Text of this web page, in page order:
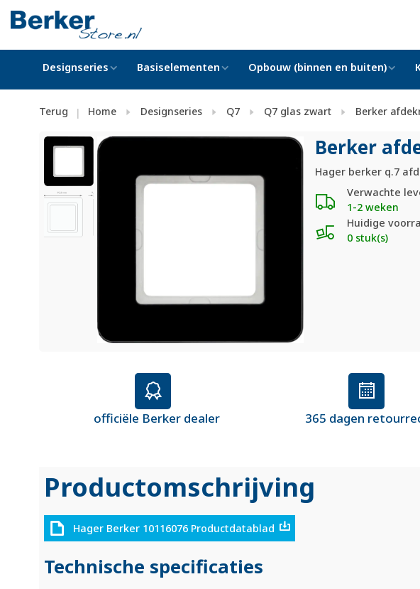
Designseries Basiselementen Opbouw (binnen en buiten)
Terug | Home Designseries Q7 Q7 glas zwart Berker
Berker
Hager berker q.7
Verwachte
1-2 weken
Huidige
0 stuk(s)
officiële Berker dealer 365 dagen
Productomschrijving
Hager Berker 10116076 Productdatablad
Technische specificaties